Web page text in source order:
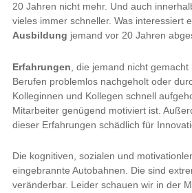
20 Jahren nicht mehr. Und auch
vieles immer schneller. Was interessiert
Ausbildung jemand vor 20 Jahren
Erfahrungen , die jemand nicht
Berufen problemlos nachgeholt oder
Kolleginnen und Kollegen schnell
Mitarbeiter genügend motiviert ist.
dieser Erfahrungen schädlich für
Die kognitiven, sozialen und
eingebrannte Autobahnen. Die sind
veränderbar. Leider schauen wir in der